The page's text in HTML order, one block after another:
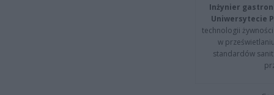
Inżynier
Uniwersytecie
technologii
w
standardów